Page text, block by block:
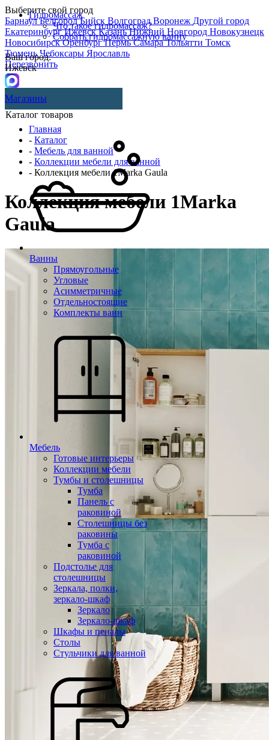
Выберите свой город
БарнаулБелгородБийск ВолгоградВоронеж Другой город
ЕкатеринбургИжевскКазаньНижний Новгород Новокузнецк
НовосибирскОренбургПермьСамараТольятти Томск
ТюменьЧебоксары Ярославль
Перезвонить
Гидромассаж
Что такое гидромассаж?
Собрать гидромассажную ванну
Ваш город:
Ижевск
Магазины
Каталог товаров
Ванны
Прямоугольные
Угловые
Асимметричные
Отдельностоящие
Комплекты ванн
Мебель
Готовые интерьеры
Коллекции мебели
Тумбы и столешницы
Тумба
Панель с
раковиной
Столешницы без
раковины
Тумба с
раковиной
Подстолье для
столешницы
Зеркала, полки,
зеркало-шкаф
Зеркало
Зеркало-шкаф
Шкафы и пеналы
Столы
Стульчики для ванной
Главная
- Каталог
- Мебель для ванной
- Коллекции мебели для ванной
- Коллекция мебели 1Marka Gaula
Коллекция мебели 1Marka
Gaula